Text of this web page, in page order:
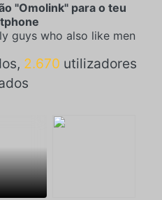
"Omolink" para o teu
guys who also like men
2.670 utilizadores